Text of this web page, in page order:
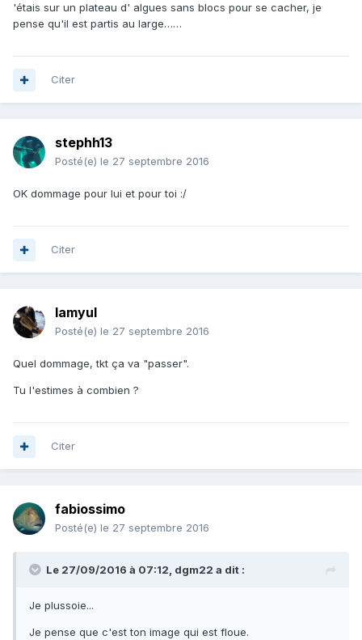
'étais sur un plateau d' algues sans blocs pour se cacher, je
pense qu'il est partis au large……
Citer
stephh13
Posté(e) le 27 septembre 2016
OK dommage pour lui et pour toi :/
Citer
lamyul
Posté(e) le 27 septembre 2016
Quel dommage, tkt ça va "passer".
Tu l'estimes à combien ?
Citer
fabiossimo
Posté(e) le 27 septembre 2016
Le 27/09/2016 à 07:12, dgm22 a dit :
Je plussoie...
Je pense que c'est ton image qui est floue.